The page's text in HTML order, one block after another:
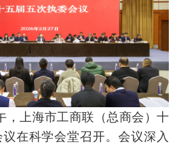
，上海市工商联（总商会）十
在科学会堂召开。会议深入